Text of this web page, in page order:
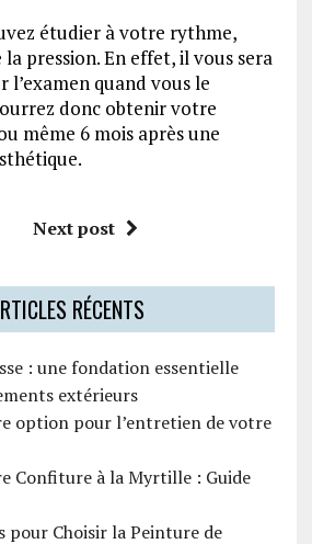
étudier à votre rythme,
pression. En effet, il vous sera
l’examen quand vous le
donc obtenir votre
même 6 mois après une
Next post
RÉCENTS
: une fondation essentielle
extérieurs
option pour l’entretien de votre
Confiture à la Myrtille : Guide
pour Choisir la Peinture de